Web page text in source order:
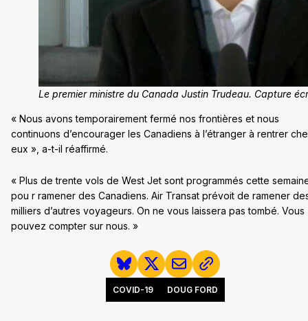
Le premier ministre du Canada Justin Trudeau. Capture
« Nous avons temporairement fermé nos frontières et nous
continuons d’encourager les Canadiens à l’étranger à rentrer
eux », a-t-il réaffirmé.
« Plus de trente vols de West Jet sont programmés cette
pou r ramener des Canadiens. Air Transat prévoit de ramener
milliers d’autres voyageurs. On ne vous laissera pas tombé. Vous
pouvez compter sur nous. »
COVID-19 DOUG FORD